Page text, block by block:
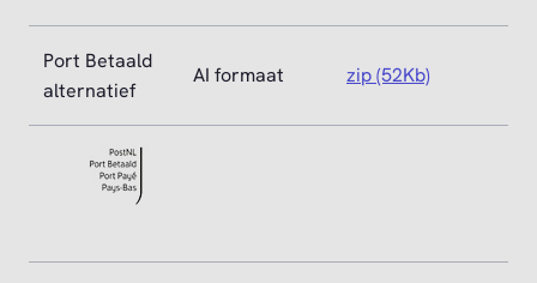
Port Betaald
alternatief
AI formaat zip (52Kb)